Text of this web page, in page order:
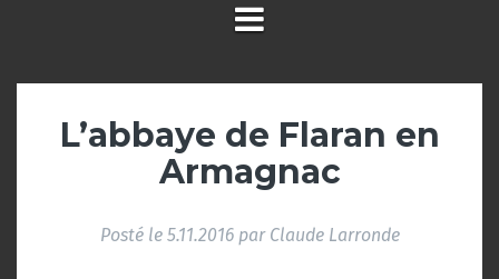
L’abbaye de Flaran en
Armagnac
Posté le 5.11.2016par Claude Larronde